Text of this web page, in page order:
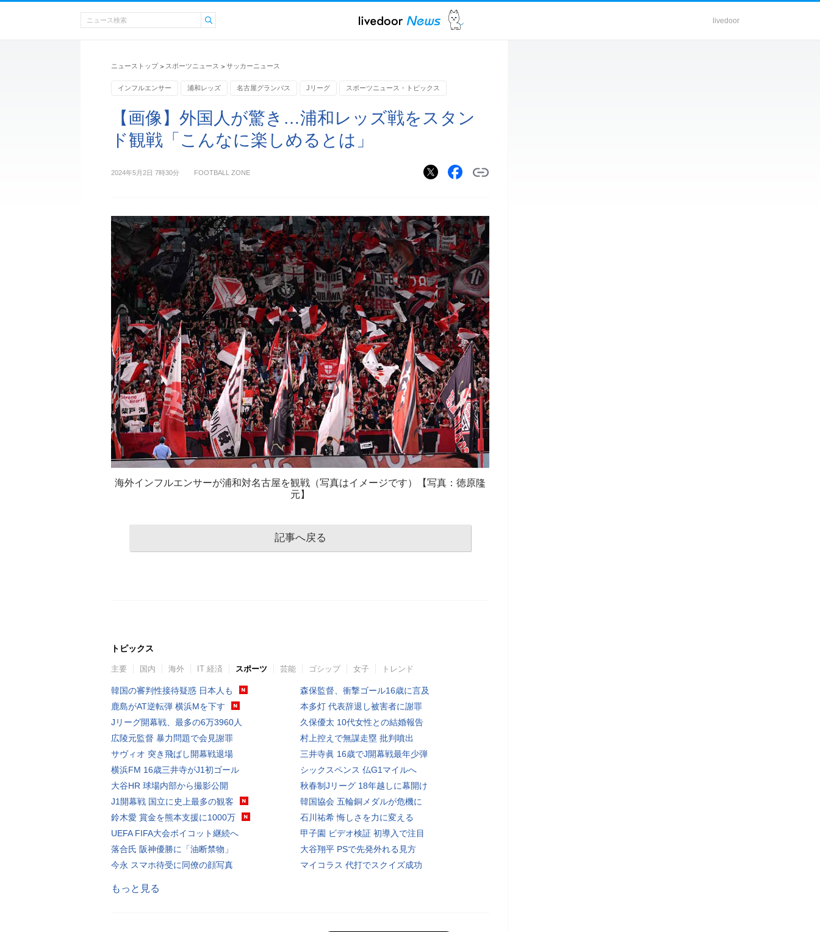
livedoor
ニューストップ > スポーツニュース > サッカーニュース
インフルエンサー 浦和レッズ 名古屋グランパス Jリーグ スポーツニュース・トピックス
【画像】外国人が驚き…浦和レッズ戦をスタン
ド観戦「こんなに楽しめるとは」
2024年5月2日 7時30分 FOOTBALL ZONE
海外インフルエンサーが浦和対名古屋を観戦（写真はイメージです）【写真：徳原隆
元】
記事へ戻る
トピックス
主要 国内 海外 IT 経済 スポーツ 芸能 ゴシップ 女子 トレンド
韓国の審判性接待疑惑 日本人も
鹿島がAT逆転弾 横浜Mを下す
Jリーグ開幕戦、最多の6万3960人
広陵元監督 暴力問題で会見謝罪
サヴィオ 突き飛ばし開幕戦退場
横浜FM 16歳三井寺がJ1初ゴール
大谷HR 球場内部から撮影公開
J1開幕戦 国立に史上最多の観客
鈴木愛 賞金を熊本支援に1000万
UEFA FIFA大会ボイコット継続へ
落合氏 阪神優勝に「油断禁物」
今永 スマホ待受に同僚の顔写真
森保監督、衝撃ゴール16歳に言及
本多灯 代表辞退し被害者に謝罪
久保優太 10代女性との結婚報告
村上控えで無謀走塁 批判噴出
三井寺眞 16歳でJ開幕戦最年少弾
シックスペンス 仏G1マイルへ
秋春制Jリーグ 18年越しに幕開け
韓国協会 五輪銅メダルが危機に
石川祐希 悔しさを力に変える
甲子園 ビデオ検証 初導入で注目
大谷翔平 PSで先発外れる見方
マイコラス 代打でスクイズ成功
もっと見る